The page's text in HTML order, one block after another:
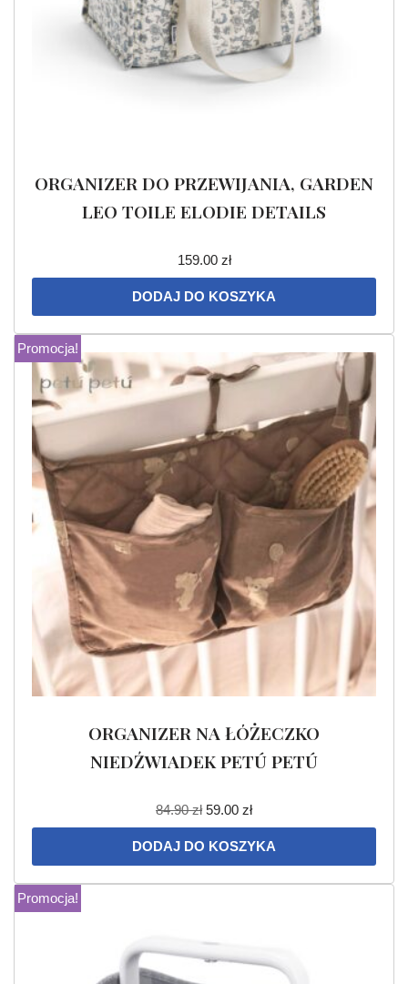
ORGANIZER DO PRZEWIJANIA, GARDEN
LEO TOILE ELODIE DETAILS
159.00 zł
DODAJ DO KOSZYKA
Promocja!
ORGANIZER NA ŁÓŻECZKO
NIEDŹWIADEK PETÚ PETÚ
84.90zł 59.00 zł
DODAJ DO KOSZYKA
Promocja!